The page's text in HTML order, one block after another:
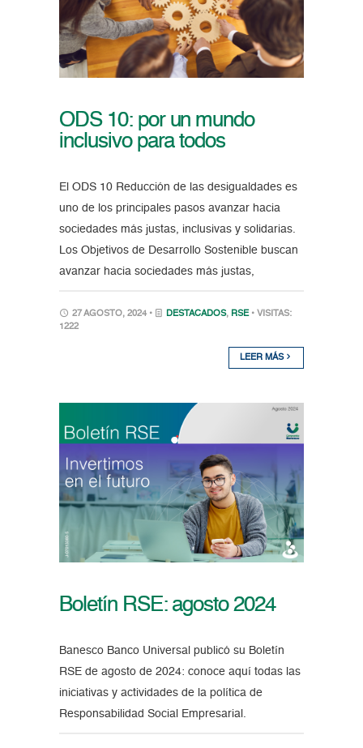
ODS 10: por un mundo
inclusivo para todos
El ODS 10 Reducción de las desigualdades es
uno de los principales pasos avanzar hacia
sociedades más justas, inclusivas y solidarias.
Los Objetivos de Desarrollo Sostenible buscan
avanzar hacia sociedades más justas,
27 AGOSTO, 2024 • DESTACADOS, RSE • VISITAS:
1222
LEER MÁS
Boletín RSE: agosto 2024
Banesco Banco Universal publicó su Boletín
RSE de agosto de 2024: conoce aquí todas las
iniciativas y actividades de la política de
Responsabilidad Social Empresarial.